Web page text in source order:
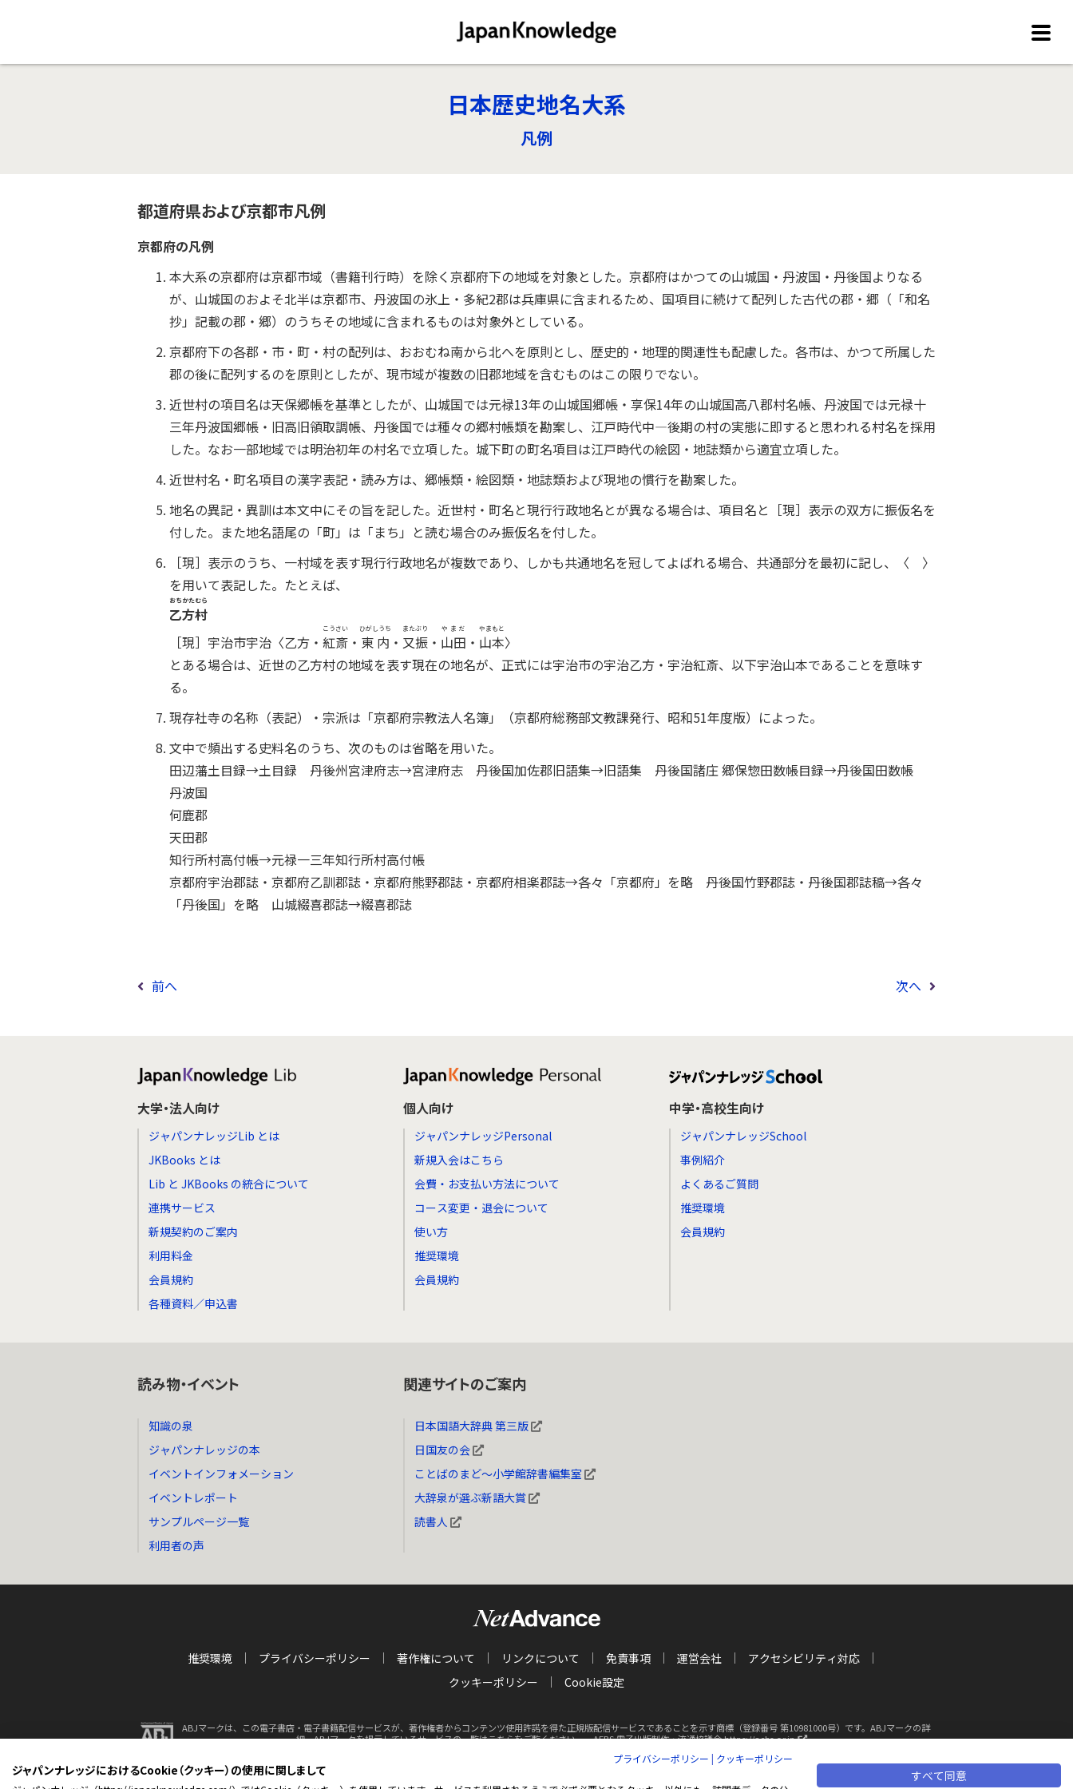
日本歴史地名大系
凡例
都道府県および京都市凡例
京都府の凡例
本大系の京都府は京都市域（書籍刊行時）を除く京都府下の地域を対象とした。京都府はかつての山城国・丹波国・丹後国よりなる
が、山城国のおよそ北半は京都市、丹波国の氷上・多紀2郡は兵庫県に含まれるため、国項目に続けて配列した古代の郡・郷（「和名
抄」記載の郡・郷）のうちその地域に含まれるものは対象外としている。
京都府下の各郡・市・町・村の配列は、おおむね南から北へを原則とし、歴史的・地理的関連性も配慮した。各市は、かつて所属した
郡の後に配列するのを原則としたが、現市域が複数の旧郡地域を含むものはこの限りでない。
近世村の項目名は天保郷帳を基準としたが、山城国では元禄13年の山城国郷帳・享保14年の山城国高八郡村名帳、丹波国では元禄十
三年丹波国郷帳・旧高旧領取調帳、丹後国では種々の郷村帳類を勘案し、江戸時代中―後期の村の実態に即すると思われる村名を採用
した。なお一部地域では明治初年の村名で立項した。城下町の町名項目は江戸時代の絵図・地誌類から適宜立項した。
近世村名・町名項目の漢字表記・読み方は、郷帳類・絵図類・地誌類および現地の慣行を勘案した。
地名の異記・異訓は本文中にその旨を記した。近世村・町名と現行行政地名とが異なる場合は、項目名と［現］表示の双方に振仮名を
付した。また地名語尾の「町」は「まち」と読む場合のみ振仮名を付した。
［現］表示のうち、一村域を表す現行行政地名が複数であり、しかも共通地名を冠してよばれる場合、共通部分を最初に記し、〈 〉
を用いて表記した。たとえば、
乙方村
おちかたむら
［現］宇治市宇治〈乙方・ 紅斎
こうさい
・ 東内
ひがしうち
・ 又振
またぶり
・ 山田
やまだ
・ 山本
やまもと
〉
とある場合は、近世の乙方村の地域を表す現在の地名が、正式には宇治市の宇治乙方・宇治紅斎、以下宇治山本であることを意味す
る。
現存社寺の名称（表記）・宗派は「京都府宗教法人名簿」（京都府総務部文教課発行、昭和51年度版）によった。
文中で頻出する史料名のうち、次のものは省略を用いた。
田辺藩土目録→土目録 丹後州宮津府志→宮津府志 丹後国加佐郡旧語集→旧語集 丹後国諸庄 郷保惣田数帳目録→丹後国田数帳
丹波国
何鹿郡
天田郡
知行所村高付帳→元禄一三年知行所村高付帳
京都府宇治郡誌・京都府乙訓郡誌・京都府熊野郡誌・京都府相楽郡誌→各々「京都府」を略 丹後国竹野郡誌・丹後国郡誌稿→各々
「丹後国」を略 山城綴喜郡誌→綴喜郡誌
前へ 次へ
大学・法人向け
ジャパンナレッジLib とは
JKBooks とは
Lib と JKBooks の統合について
連携サービス
新規契約のご案内
利用料金
会員規約
各種資料／申込書
個人向け
ジャパンナレッジPersonal
新規入会はこちら
会費・お支払い方法について
コース変更・退会について
使い方
推奨環境
会員規約
中学・高校生向け
ジャパンナレッジSchool
事例紹介
よくあるご質問
推奨環境
会員規約
読み物・イベント
知識の泉
ジャパンナレッジの本
イベントインフォメーション
イベントレポート
サンプルページ一覧
利用者の声
関連サイトのご案内
日本国語大辞典 第三版
日国友の会
ことばのまど～小学館辞書編集室
大辞泉が選ぶ新語大賞
読書人
推奨環境 プライバシーポリシー 著作権について リンクについて 免責事項 運営会社
アクセシビリティ対応
クッキーポリシー
Cookie設定
ABJマークは、この電子書店・電子書籍配信サービスが、著作権者からコンテンツ使用許諾を得た正規版配信サービスであることを示す商標（登録番号 第10981000号）です。ABJマークの詳
細、ABJマークを掲示しているサービスの一覧はこちらをご覧ください。
AEBS 電子出版制作・流通協議会 https://aebs.or.jp/
新
© 2001-2026 NetAdvance Inc. All rights reserved.
プライバシーポリシー | クッキーポリシー
ジャパンナレッジにおけるCookie（クッキー）の使用に関しまして すべて同意